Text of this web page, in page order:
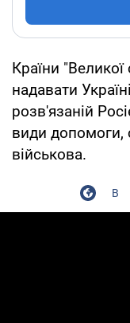
Країни
надавати
розв'язаній
види допомоги,
військова.